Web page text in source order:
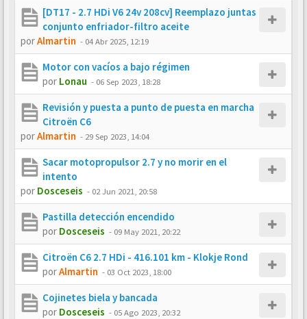
[DT17 - 2.7 HDi V6 24v 208cv] Reemplazo juntas
conjunto enfriador-filtro aceite
porAlmartin - 04 Abr 2025, 12:19
Motor con vacíos a bajo régimen
por Lonau - 06 Sep 2023, 18:28
Revisión y puesta a punto de puesta en marcha
Citroën C6
porAlmartin - 29 Sep 2023, 14:04
Sacar motopropulsor 2.7 y no morir en el
intento
por Dosceseis - 02 Jun 2021, 20:58
Pastilla detección encendido
por Dosceseis - 09 May 2021, 20:22
Citroën C6 2.7 HDi - 416.101 km - Klokje Rond
porAlmartin - 03 Oct 2023, 18:00
Cojinetes biela y bancada
por Dosceseis - 05 Ago 2023, 20:32